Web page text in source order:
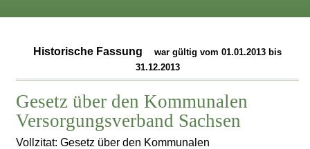
Historische Fassung
war gültig vom 01.01.2013 bis
31.12.2013
Gesetz über den Kommunalen
Versorgungsverband Sachsen
Vollzitat: Gesetz über den Kommunalen